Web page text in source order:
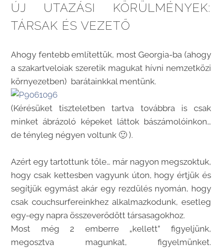
ÚJ UTAZÁSI KÖRÜLMÉNYEK:
TÁRSAK ÉS VEZETŐ
Ahogy fentebb említettük, most Georgia-ba (ahogy
a szakartveloiak szeretik magukat hívni nemzetközi
környezetben) barátainkkal mentünk.
(Kérésüket tiszteletben tartva továbbra is csak
minket ábrázoló képeket láttok bászámolóinkon…
de tényleg négyen voltunk 🙂 ).
Azért egy tartottunk tőle… már nagyon megszoktuk,
hogy csak kettesben vagyunk úton, hogy értjük és
segítjük egymást akár egy rezdülés nyomán, hogy
csak couchsurfereinkhez alkalmazkodunk, esetleg
egy-egy napra összeverődött társasagokhoz.
Most még 2 emberre „kellett” figyeljünk,
megosztva magunkat, figyelmünket.